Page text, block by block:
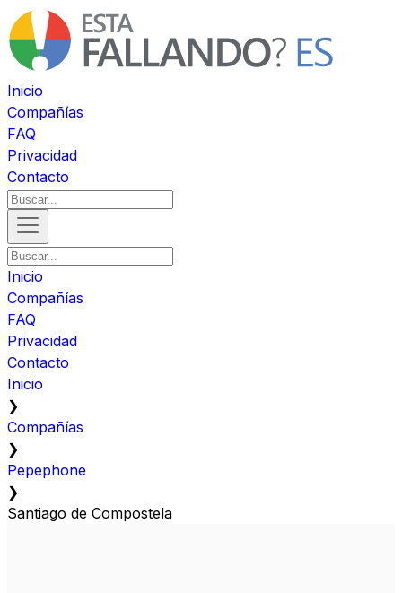
Inicio
Compañías
FAQ
Privacidad
Contacto
Inicio
Compañías
FAQ
Privacidad
Contacto
Inicio
❯
Compañías
❯
Pepephone
❯
Santiago de Compostela